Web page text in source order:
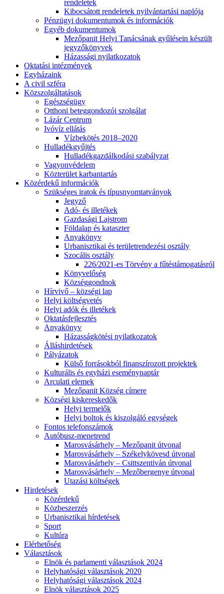
rendeletek
Kibocsátott rendeletek nyilvántartási naplója
Pénzügyi dokumentumok és információk
Egyéb dokumentumok
Mezőpanit Helyi Tanácsának gyűlésein készült
jegyzőkönyvek
Házassági nyilatkozatok
Oktatási intézmények
Egyházaink
A civil szféra
Közszolgáltatások
Egészségügy
Otthoni beteggondozói szolgálat
Lázár Centrum
Ivóvíz ellátás
Vízbekötés 2018–2020
Hulladékgyűjtés
Hulladékgazdálkodási szabályzat
Vagyonvédelem
Közterület karbantartás
Közérdekű információk
Szükséges iratok és típusnyomtatványok
Jegyző
Adó- és illetékek
Gazdasági Lajstrom
Földalap és kataszter
Anyakönyv
Urbanisztikai és területrendezési osztály
Szocális osztály
226/2021-es Törvény a fűtéstámogatásról
Könyvelőség
Községgondnok
Hírvivő – községi lap
Helyi költségvetés
Helyi adók és illetékek
Oktatásfejlesztés
Anyakönyv
Házasságkötési nyilatkozatok
Álláshirdetések
Pályázatok
Külső forrásokból finanszírozott projektek
Kulturális és egyházi eseménynaptár
Arculati elemek
Mezőpanit Község címere
Községi kiskereskedők
Helyi termelők
Helyi boltok és kiszolgáló egységek
Fontos telefonszámok
Autóbusz-menetrend
Marosvásárhely – Mezőpanit útvonal
Marosvásárhely – Székelykövesd útvonal
Marosvásárhely – Csittszentiván útvonal
Marosvásárhely – Mezőbergenye útvonal
Utazási költségek
Hirdetések
Közérdekű
Közbeszerzés
Urbanisztikai hírdetések
Sport
Kultúra
Elérhetőség
Választások
Elnök és parlamenti választások 2024
Helyhatósági választások 2020
Helyhatósági választások 2024
Elnök választások 2025